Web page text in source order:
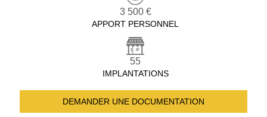
3 500 €
APPORT PERSONNEL
55
IMPLANTATIONS
DEMANDER UNE DOCUMENTATION